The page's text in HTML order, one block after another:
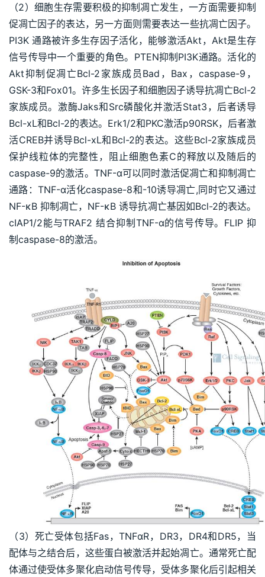
（2）细胞生存需要积极的抑制凋亡发生，一方面需要抑制
促凋亡因子的表达，另一方面则需要表达一些抗凋亡因子。
PI3K 通路被许多生存因子活化，能够激活Akt，Akt是生存
信号传导中一个重要的角色。PTEN抑制PI3K通路。活化的
Akt抑制促凋亡Bcl-2家族成员Bad，Bax，caspase-9，
GSK-3和Fox01。许多生长因子和细胞因子诱导抗凋亡Bcl-2
家族成员。激酶Jaks和Src磷酸化并激活Stat3，后者诱导
Bcl-xL和Bcl-2的表达。Erk1/2和PKC激活p90RSK，后者激
活CREB并诱导Bcl-xL和Bcl-2的表达。这些Bcl-2家族成员
保护线粒体的完整性，阻止细胞色素C的释放以及随后的
caspase-9的激活。TNF-α可以同时激活促凋亡和抑制凋亡
通路：TNF-α活化caspase-8和-10诱导凋亡,同时它又通过
NF-κB 抑制凋亡，NF-κB 诱导抗凋亡基因如Bcl-2的表达。
cIAP1/2能与TRAF2 结合抑制TNF-α的信号传导。FLIP 抑
制caspase-8的激活。
（3）死亡受体包括Fas，TNFαR，DR3，DR4和DR5，当
配体与之结合后，这些蛋白被激活并起始凋亡。通常死亡配
体通过使受体多聚化启动信号传导，受体多聚化后引起相关